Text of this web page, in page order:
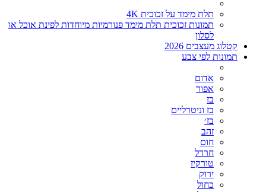
תלת מימד על זכוכית 4K
תמונות זכוכית תלת מימד פנורמיות מיוחדות לפינת אוכל או
לסלון
קטלוג מעצבים 2026
תמונות לפי צבע
אדום
אפור
בז
בז וניטרליים
בז׳
זהב
חום
חרדל
טורקיז
ירוק
כחול